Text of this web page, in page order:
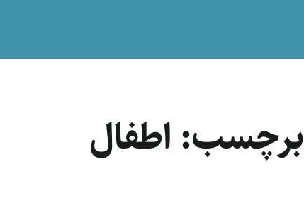
برچسب: اطفال